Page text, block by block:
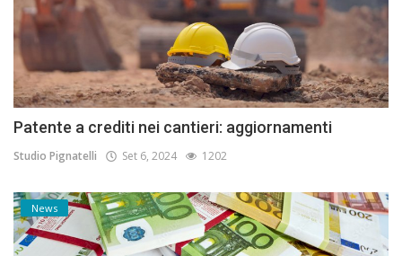
Patente a crediti nei cantieri: aggiornamenti
Studio Pignatelli Set 6, 2024 1202
News